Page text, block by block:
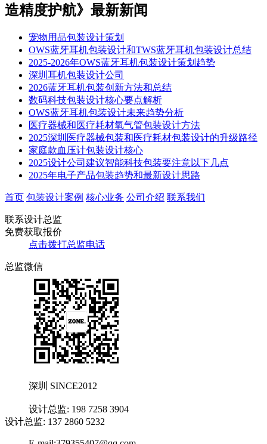
造精度护航》最新新闻
宠物用品包装设计策划
OWS蓝牙耳机包装设计和TWS蓝牙耳机包装设计总结
2025-2026年OWS蓝牙耳机包装设计策划趋势
深圳耳机包装设计公司
2026蓝牙耳机包装创新方法和总结
​​数码科技包装设计核心要点解析​
OWS蓝牙耳机包装设计未来趋势分析
医疗器械和医疗耗材氧气管包装设计方法
​2025深圳医疗器械包装和医疗耗材包装设计的升级路径
​家庭款血压计包装设计核心
2025设计公司建议智能科技包装要注意以下几点
2025年电子产品包装趋势和最新设计思路
首页 包装设计案例 核心业务 公司介绍 联系我们
联系设计总监
免费获取报价
点击拨打总监电话
总监微信
深圳 SINCE2012
设计总监: 198 7258 3904
设计总监: 137 2860 5232